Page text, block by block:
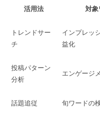
活用法 対象
トレンドサー
チ
インプレッ
益化
投稿パターン
分析
エンゲージ
話題追従 旬ワードの